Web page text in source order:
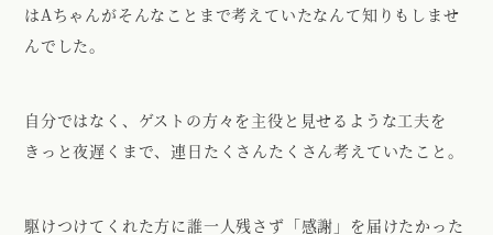
はAちゃんがそんなことまで考えていたなんて知りもしませ
んでした。
自分ではなく、ゲストの方々を主役と見せるような工夫を
きっと夜遅くまで、連日たくさんたくさん考えていたこと。
駆けつけてくれた方に誰一人残さず「感謝」を届けたかった